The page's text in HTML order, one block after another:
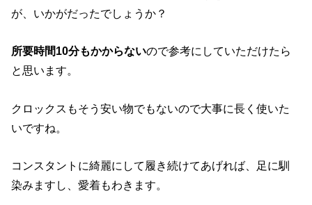
が、いかがだったでしょうか？
所要時間10分もかからないので参考にしていただけたら
と思います。
クロックスもそう安い物でもないので大事に長く使いた
いですね。
コンスタントに綺麗にして履き続けてあげれば、足に馴
染みますし、愛着もわきます。